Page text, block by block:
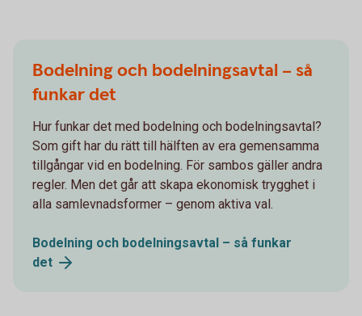
Bodelning och bodelningsavtal – så
funkar det
Hur funkar det med bodelning och bodelningsavtal?
Som gift har du rätt till hälften av era gemensamma
tillgångar vid en bodelning. För sambos gäller andra
regler. Men det går att skapa ekonomisk trygghet i
alla samlevnadsformer – genom aktiva val.
Bodelning och bodelningsavtal – så funkar
det